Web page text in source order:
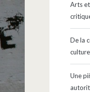
Arts
De la
culture
Une